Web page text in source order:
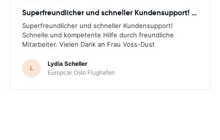
Superfreundlicher und schneller Kundensupport! Schnelle
Superfreundlicher und schneller Kundensupport!
Schnelle und kompetente Hilfe durch freundliche
Mitarbeiter. Vielen Dank an Frau Voss-Dust
L
Lydia Scheller
Europcar Oslo Flughafen